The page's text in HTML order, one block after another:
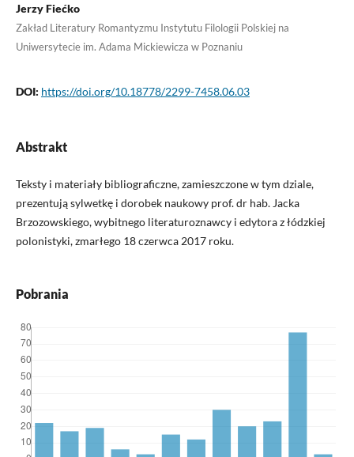
Jerzy Fiećko
Zakład Literatury Romantyzmu Instytutu Filologii Polskiej na
Uniwersytecie im. Adama Mickiewicza w Poznaniu
DOI: https://doi.org/10.18778/2299-7458.06.03
Abstrakt
Teksty i materiały bibliograficzne, zamieszczone w tym dziale,
prezentują sylwetkę i dorobek naukowy prof. dr hab. Jacka
Brzozowskiego, wybitnego literaturoznawcy i edytora z łódzkiej
polonistyki, zmarłego 18 czerwca 2017 roku.
Pobrania